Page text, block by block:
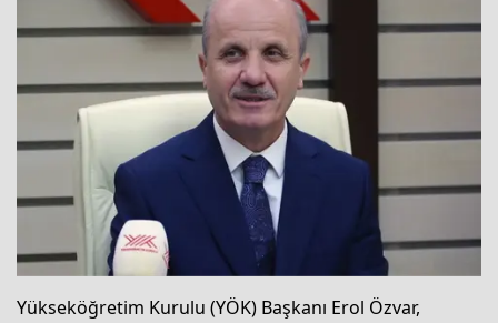
Yükseköğretim Kurulu (YÖK) Başkanı Erol Özvar,